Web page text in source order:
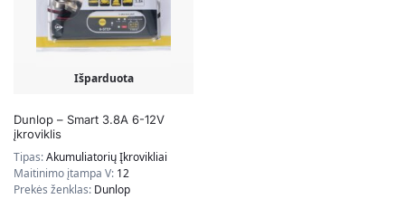
Išparduota
Dunlop – Smart 3.8A 6-12V
įkroviklis
Tipas:Akumuliatorių Įkrovikliai
Maitinimo įtampa V: 12
Prekės ženklas: Dunlop